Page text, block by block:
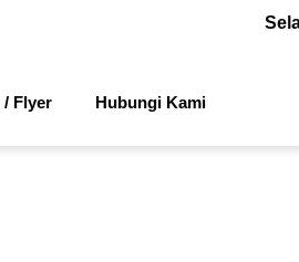
Flyer Hubungi Kami